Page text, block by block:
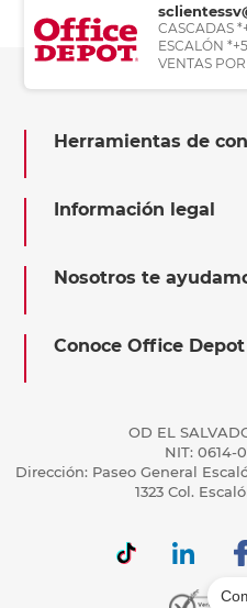
CASCADAS
ESCALÓN
VENTAS
Herramientas de
Información legal
Nosotros te
Conoce Office Depot
OD EL
NIT: 0614-
Dirección: Paseo General
1323 Col.